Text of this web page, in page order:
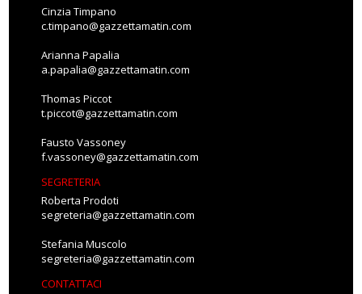
Cinzia Timpano
c.timpano@gazzettamatin.com
Arianna Papalia
a.papalia@gazzettamatin.com
Thomas Piccot
t.piccot@gazzettamatin.com
Fausto Vassoney
f.vassoney@gazzettamatin.com
SEGRETERIA
Roberta Prodoti
segreteria@gazzettamatin.com
Stefania Muscolo
segreteria@gazzettamatin.com
CONTATTACI